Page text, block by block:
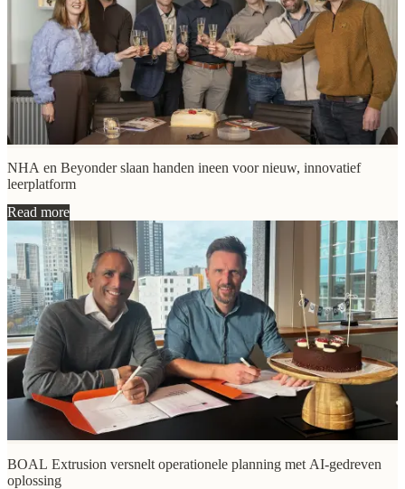
NHA en Beyonder slaan handen ineen voor nieuw, innovatief
leerplatform
Read more
BOAL Extrusion versnelt operationele planning met AI-gedreven
oplossing